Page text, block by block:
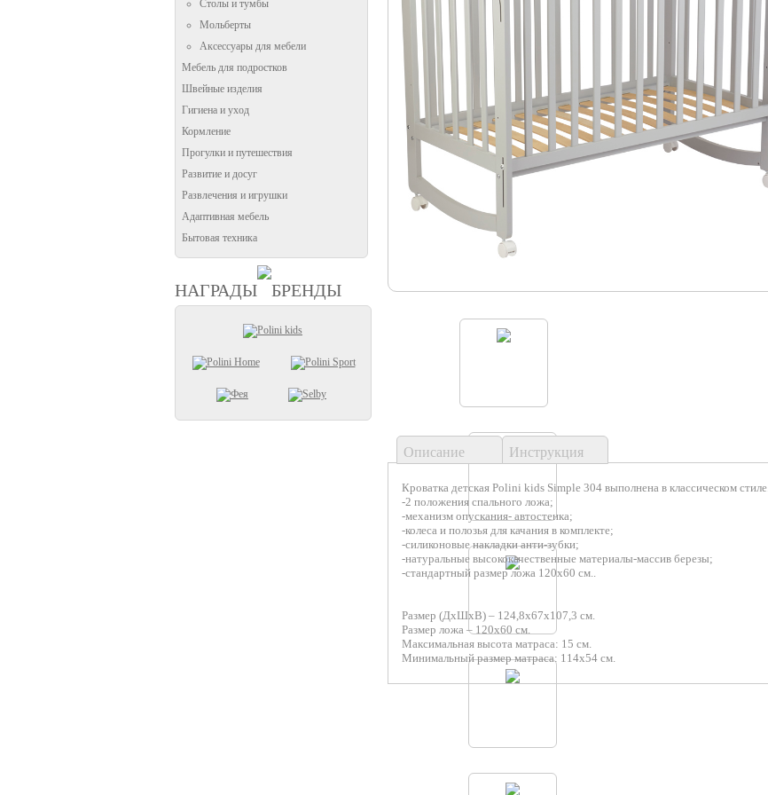
Столы и тумбы
Мольберты
Аксессуары для мебели
Мебель для подростков
Швейные изделия
Гигиена и уход
Кормление
Прогулки и путешествия
Развитие и досуг
Развлечения и игрушки
Адаптивная мебель
Бытовая техника
НАГРАДЫ БРЕНДЫ
Описание Инструкция
Кроватка детская Polini kids Simple 304 выполнена в классическом стиле.
-2 положения спального ложа;
-механизм опускания- автостенка;
-колеса и полозья для качания в комплекте;
-силиконовые накладки анти-зубки;
-натуральные высококачественные материалы-массив березы;
-стандартный размер ложа 120х60 см..
Размер (ДхШхВ) – 124,8х67х107,3 см.
Размер ложа – 120х60 см.
Максимальная высота матраса: 15 см.
Минимальный размер матраса: 114х54 см.